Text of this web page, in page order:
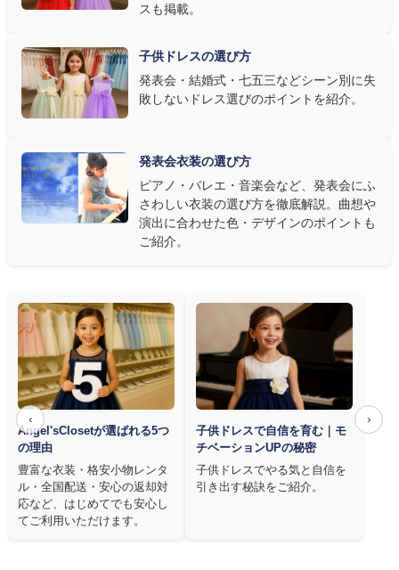
スも掲載。
子供ドレスの選び方
発表会・結婚式・七五三などシーン別に失
敗しないドレス選びのポイントを紹介。
発表会衣装の選び方
ピアノ・バレエ・音楽会など、発表会にふ
さわしい衣装の選び方を徹底解説。曲想や
演出に合わせた色・デザインのポイントも
ご紹介。
‹ ›
Angel'sClosetが選ばれる5つ
の理由
豊富な衣装・格安小物レンタ
ル・全国配送・安心の返却対
応など、はじめてでも安心し
てご利用いただけます。
子供ドレスで自信を育む｜モ
チベーションUPの秘密
子供ドレスでやる気と自信を
引き出す秘訣をご紹介。